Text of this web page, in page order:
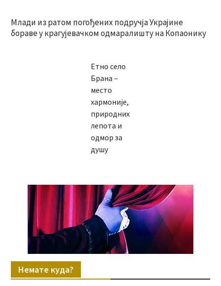
Млади из ратом погођених подручја Украјине
бораве у крагујевачком одмаралишту на Копаонику
Етно село
Брана –
место
хармоније,
природних
лепота и
одмор за
душу
Немате куда?